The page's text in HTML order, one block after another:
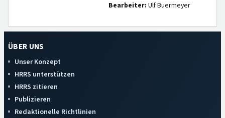
Bearbeiter: Ulf Buermeyer
ÜBER UNS
Unser Konzept
HRRS unterstützen
HRRS zitieren
Publizieren
Redaktionelle Richtlinien